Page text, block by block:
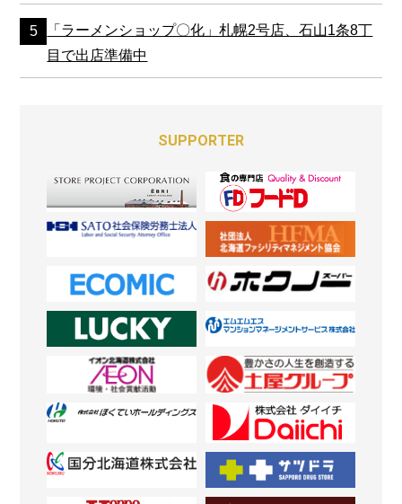
「ラーメンショップ〇化」札幌2号店、石山1条8丁
目で出店準備中
SUPPORTER